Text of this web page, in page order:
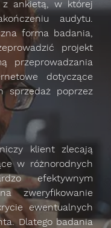
z ankietą, w której
audytu.
forma badania,
projekt
przeprowadzania
dotyczące
sprzedaż poprzez
klient zlecają
w różnorodnych
efektywnym
zweryfikowanie
ewentualnych
Dlatego badania